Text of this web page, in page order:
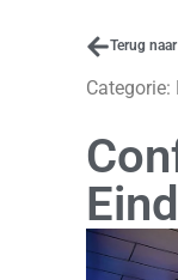
Terug
Categorie: